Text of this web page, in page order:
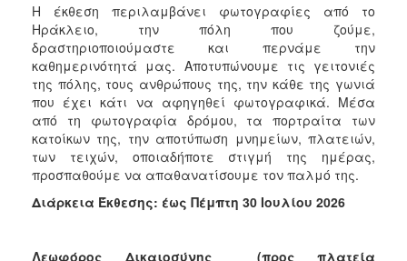
Η έκθεση περιλαμβάνει φωτογραφίες από το
Ηράκλειο, την πόλη που ζούμε,
δραστηριοποιούμαστε και περνάμε την
καθημερινότητά μας. Αποτυπώνουμε τις γειτονιές
της πόλης, τους ανθρώπους της, την κάθε της γωνιά
που έχει κάτι να αφηγηθεί φωτογραφικά. Μέσα
από τη φωτογραφία δρόμου, τα πορτραίτα των
κατοίκων της, την αποτύπωση μνημείων, πλατειών,
των τειχών, οποιαδήποτε στιγμή της ημέρας,
προσπαθούμε να απαθανατίσουμε τον παλμό της.
Διάρκεια Έκθεσης: έως Πέμπτη 30 Ιουλίου 2026
Λεωφόρος Δικαιοσύνης
(προς πλατεία